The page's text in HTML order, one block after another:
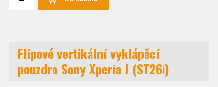
Flipové vertikální vyklápěcí
pouzdro Sony Xperia J (ST26i)